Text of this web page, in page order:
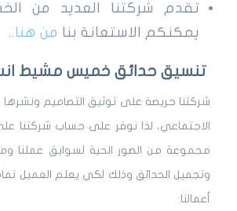
تقدم شركتنا العديد من
يمكنكم الاستعانة بنا من هنا..
تنسيق حدائق خميس مشيط
شركتنا حريصة على توثيق التصاميم ونشرها
الاجتماعي، لذا نوفر على حساب شركتنا
مجموعة من الصور الحية لسوابق عملنا
وتجميل الحدائق وذلك لكي يعلم العميل
أعمالنا: